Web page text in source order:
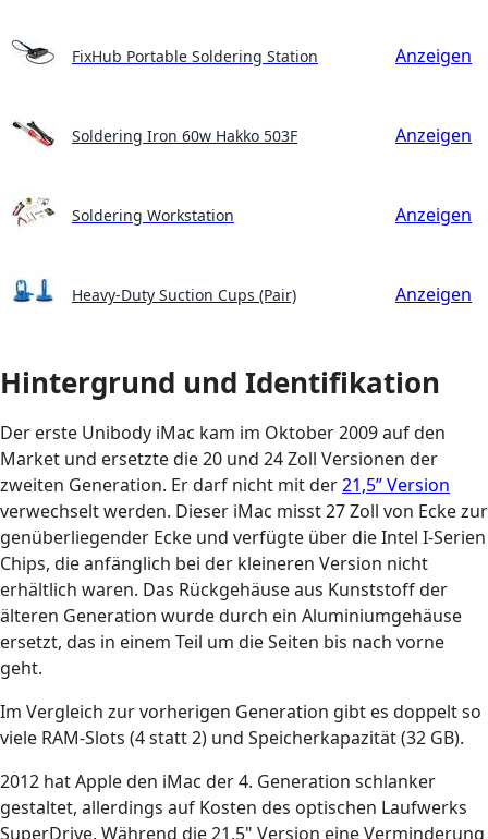
FixHub Portable Soldering Station Anzeigen
Soldering Iron 60w Hakko 503F Anzeigen
Soldering Workstation Anzeigen
Heavy-Duty Suction Cups (Pair) Anzeigen
Hintergrund und Identifikation
Der erste Unibody iMac kam im Oktober 2009 auf den
Market und ersetzte die 20 und 24 Zoll Versionen der
zweiten Generation. Er darf nicht mit der21,5” Version
verwechselt werden. Dieser iMac misst 27 Zoll von Ecke zur
genüberliegender Ecke und verfügte über die Intel I-Serien
Chips, die anfänglich bei der kleineren Version nicht
erhältlich waren. Das Rückgehäuse aus Kunststoff der
älteren Generation wurde durch ein Aluminiumgehäuse
ersetzt, das in einem Teil um die Seiten bis nach vorne
geht.
Im Vergleich zur vorherigen Generation gibt es doppelt so
viele RAM-Slots (4 statt 2) und Speicherkapazität (32 GB).
2012 hat Apple den iMac der 4. Generation schlanker
gestaltet, allerdings auf Kosten des optischen Laufwerks
SuperDrive. Während die 21,5" Version eine Verminderung